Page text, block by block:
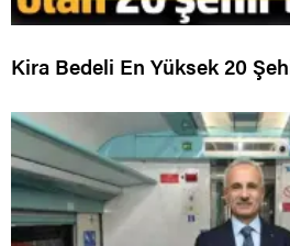
Kira Bedeli En Yüksek 20